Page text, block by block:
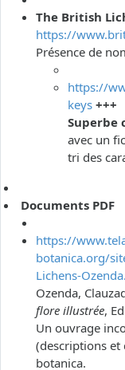
The British
https://
Présence de
https://
keys +++
Superbe
avec un
tri des
Documents PDF
https://
botanica.org/
Lichens-
Ozenda,
flore illustrée,
Un ouvrage
(descriptions et
botanica.